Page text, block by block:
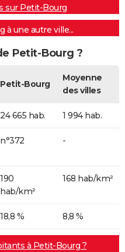
sur Petit-Bourg
à une autre ville...
Petit-Bourg ?
Petit-Bourg
Moyenne
des villes
24 665 hab. 1 994 hab.
n°372 -
190
hab/km²
168 hab/km²
18,8 % 8,8 %
à Petit-Bourg ?